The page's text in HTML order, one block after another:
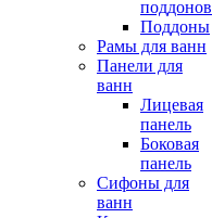
поддонов
Поддоны
Рамы для ванн
Панели для
ванн
Лицевая
панель
Боковая
панель
Сифоны для
ванн